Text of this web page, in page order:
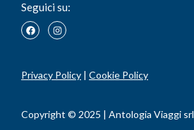
Seguici su:
Copyright © 2025 | Antologia Viaggi srl
Privacy Policy Cookie Policy